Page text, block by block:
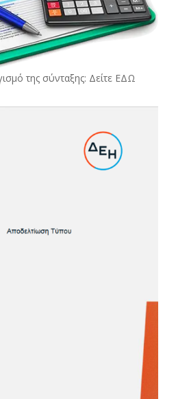
της σύνταξης: Δείτε ΕΔΩ